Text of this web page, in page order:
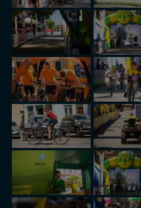
itp). Więcej informacji o
serwisu wRegulaminie
Administratorem Twoich
Reklamowa Kreacja Monika
Wiejska 17, 11-500 Giżycko.
skontaktować się za
W każdej chwili możesz:
danych, zażądać ich
zabronić ich przetwarzania.
zawsze jest możliwe
praw w odniesieniu do
cookies. Twoja przeglądarka
tych plików - w pewnych
zrobić za Ciebie.
Dziękujemy, i życzmy miłego